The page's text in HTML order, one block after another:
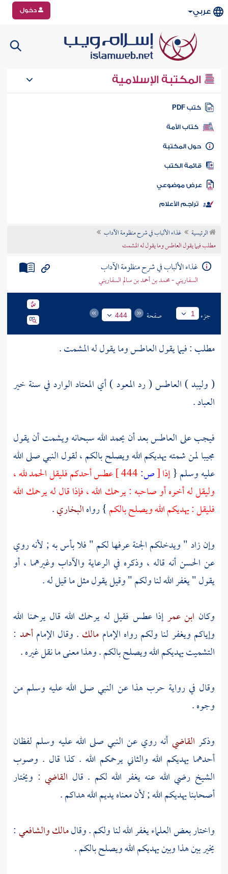
عربي دخول
المكتبة الإسلامية
كتب PDF
كتاب الأمة
المكتبة
الكتب
موضوعي
تراجم الأعلام
الرئيسية
غذاء الألباب في شرح منظومة الآداب
مطلب فيما يقول العاطس وما يقول له المشمت
غذاء الألباب في شرح منظومة الآداب
السفاريني - محمد بن أحمد بن سالم السفاريني
جزء 1 صفحة 444
مطلب : فيما يقول العاطس وما يقول له المشمت .
( وليبد ) العاطس ( رد المعود ) أي المعتاد الوارد في سنة خير
العباد .
فيجب على العاطس بعد أن يحمد الله سبحانه ويشمت أن يقول
مجيبا لمن شمته يهديكم الله ويصلح بالكم ، لقول النبي صلى الله
عليه وسلم {إذا[ص:
عطس أحدكم فليقل الحمد لله ،
وليقل له أخوه أو صاحبه : يرحمك الله ، فإذا قال له يرحمك الله
فليقل : يهديكم الله ويصلح بالكم} رواهالبخاري.
وإن زاد " ويدخلكم الجنة عرفها لكم " فلا بأس به ; لأنه روي
عن الحسنأنه قاله ، وذكره في الرعاية والآداب وغيرهما ، أو
يقول " يغفر الله لنا ولكم " وقيل يقول مثل ما قيل له .
وكان ابن عمرإذا عطس فقيل له يرحمك الله قال يرحمنا الله
وإياكم ويغفر لنا ولكم رواه الإمام مالك . وقال الإمامأحمد :
التشميت يهديكم الله ويصلح بالكم . وهذا معنى ما نقل غيره .
وقال في رواية حربهذا عن النبي صلى الله عليه وسلم من
وجوه .
وذكر القاضي أنه روي عن النبي صلى الله عليه وسلم لفظان
أحدهما يهديكم الله والثاني يرحمكم الله . كذا قال . وصوب
الشيخ رضي الله عنه يغفر الله لكم . قال القاضي : ويختار
أصحابنا يهديكم الله ; لأن معناه يديم الله هداكم .
واختار بعض العلماء يغفر الله لنا ولكم . وقالمالكوالشافعي:
يخير بين هذا وبين يهديكم الله ويصلح بالكم .